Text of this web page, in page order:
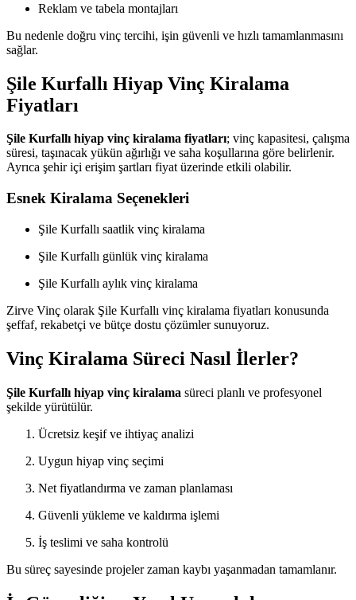
Reklam ve tabela montajları
Bu nedenle doğru vinç tercihi, işin güvenli ve hızlı tamamlanmasını
sağlar.
Şile Kurfallı Hiyap Vinç Kiralama
Fiyatları
Şile Kurfallı hiyap vinç kiralama fiyatları; vinç kapasitesi, çalışma
süresi, taşınacak yükün ağırlığı ve saha koşullarına göre belirlenir.
Ayrıca şehir içi erişim şartları fiyat üzerinde etkili olabilir.
Esnek Kiralama Seçenekleri
Şile Kurfallı saatlik vinç kiralama
Şile Kurfallı günlük vinç kiralama
Şile Kurfallı aylık vinç kiralama
Zirve Vinç olarak Şile Kurfallı vinç kiralama fiyatları konusunda
şeffaf, rekabetçi ve bütçe dostu çözümler sunuyoruz.
Vinç Kiralama Süreci Nasıl İlerler?
Şile Kurfallı hiyap vinç kiralama süreci planlı ve profesyonel
şekilde yürütülür.
Ücretsiz keşif ve ihtiyaç analizi
Uygun hiyap vinç seçimi
Net fiyatlandırma ve zaman planlaması
Güvenli yükleme ve kaldırma işlemi
İş teslimi ve saha kontrolü
Bu süreç sayesinde projeler zaman kaybı yaşanmadan tamamlanır.